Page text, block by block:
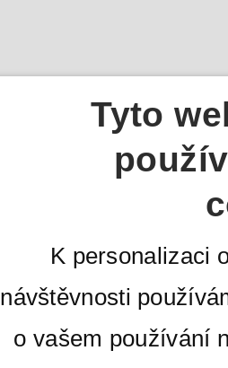
Tyto
K personalizaci
návštěvnosti
o vašem používání